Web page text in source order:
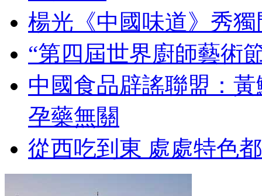
楊光《中國味道》秀
“第四屆世界廚師藝術
中國食品辟謠聯盟：
孕藥無關
從西吃到東 處處特色